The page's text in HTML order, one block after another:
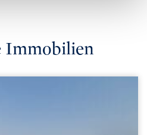
Immobilien